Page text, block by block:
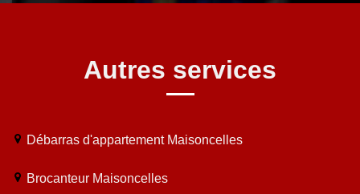
Autres services
Débarras d'appartement Maisoncelles
Brocanteur Maisoncelles